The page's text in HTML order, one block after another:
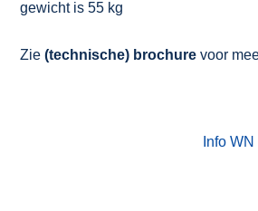
gewicht is 55 kg
Zie (technische) brochure voor
Info